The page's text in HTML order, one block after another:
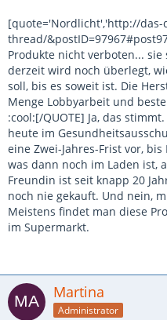
[quote='Nordlicht','http://
thread/
Produkte nicht verboten...
derzeit wird noch überlegt,
soll, bis es soweit ist. Die
Menge Lobbyarbeit und
:cool:[/QUOTE] Ja, das
heute im
eine Zwei-Jahres-Frist vor,
was dann noch im Laden ist,
Freundin ist seit knapp 20
noch nie gekauft. Und nein,
Meistens findet man diese
im Supermarkt.
Martina
Administrator